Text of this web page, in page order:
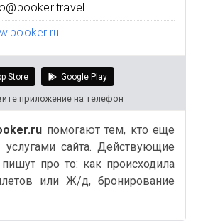
Store Google Play
приложение на телефон
помогают тем, кто еще
услугами сайта. Действующие
пишут про то: как происходила
или Ж/д, бронирование
ли был оформлен возврат